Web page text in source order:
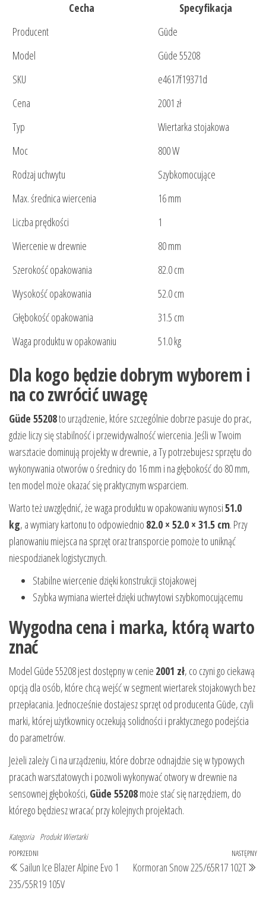
Cecha
Specyfikacja
Producent
Güde
Model
Güde 55208
SKU
e4617f19371d
Cena
2001 zł
Typ
Wiertarka stojakowa
Moc
800 W
Rodzaj uchwytu
Szybkomocujące
Max. średnica wiercenia
16 mm
Liczba prędkości
1
Wiercenie w drewnie
80 mm
Szerokość opakowania
82.0 cm
Wysokość opakowania
52.0 cm
Głębokość opakowania
31.5 cm
Waga produktu w opakowaniu
51.0 kg
Dla kogo będzie dobrym wyborem i
na co zwrócić uwagę
Güde 55208to urządzenie, które szczególnie dobrze pasuje do prac,
gdzie liczy się stabilność i przewidywalność wiercenia. Jeśli w Twoim
warsztacie dominują projekty w drewnie, a Ty potrzebujesz sprzętu do
wykonywania otworów o średnicy do 16 mm i na głębokość do 80 mm,
ten model może okazać się praktycznym wsparciem.
Warto też uwzględnić, że waga produktu w opakowaniu wynosi51.0
kg, a wymiary kartonu to odpowiednio 82.0 × 52.0 × 31.5 cm. Przy
planowaniu miejsca na sprzęt oraz transporcie pomoże to uniknąć
niespodzianek logistycznych.
Stabilne wiercenie dzięki konstrukcji stojakowej
Szybka wymiana wierteł dzięki uchwytowi szybkomocującemu
Wygodna cena i marka, którą warto
znać
Model Güde 55208 jest dostępny w cenie 2001 zł, co czyni go ciekawą
opcją dla osób, które chcą wejść w segment wiertarek stojakowych bez
przepłacania. Jednocześnie dostajesz sprzęt od producenta Güde, czyli
marki, której użytkownicy oczekują solidności i praktycznego podejścia
do parametrów.
Jeżeli zależy Ci na urządzeniu, które dobrze odnajdzie się w typowych
pracach warsztatowych i pozwoli wykonywać otwory w drewnie na
sensownej głębokości, Güde 55208może stać się narzędziem, do
którego będziesz wracać przy kolejnych projektach.
Kategoria Produkt Wiertarki
Nawigacja
wpisu
Poprzedni
wpis
POPRZEDNI
Sailun Ice Blazer Alpine Evo 1
235/55R19 105V
NASTĘPNY
Kormoran Snow 225/65R17 102T